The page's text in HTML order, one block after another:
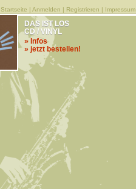
Startseite | Anmelden | Registrieren | Impressum
DAS IST LOS
CD / VINYL
» Infos
» jetzt bestellen!